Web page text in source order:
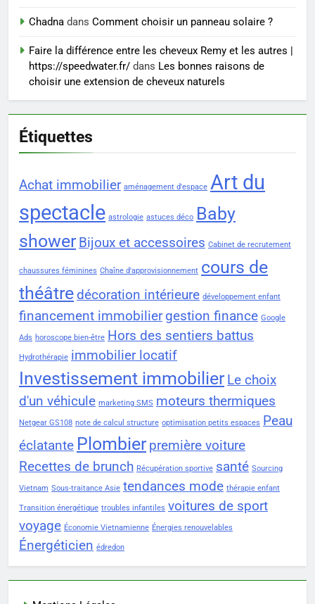
8
trouver un accompagnement
sérieux à un tarif juste ?
BIEN ÊTRE
Chadna dans Comment choisir un panneau solaire ?
Faire la différence entre les cheveux Remy et les autres |
https://speedwater.fr/ dans Les bonnes raisons de
choisir une extension de cheveux naturels
Étiquettes
Achat immobilier aménagement d'espace Art du
spectacle astrologie astuces déco Baby
shower Bijoux et accessoires Cabinet de recrutement
chaussures féminines Chaîne d'approvisionnement cours de
théâtre décoration intérieure développement enfant
financement immobilier gestion finance Google
Ads horoscope bien-être Hors des sentiers battus
Hydrothérapie immobilier locatif
Investissement immobilier Le choix
d'un véhicule marketing SMS moteurs thermiques
Netgear GS108 note de calcul structure optimisation petits espaces Peau
éclatante Plombier première voiture
Recettes de brunch Récupération sportive santé Sourcing
Vietnam Sous-traitance Asie tendances mode thérapie enfant
Transition énergétique troubles infantiles voitures de sport
voyage Économie Vietnamienne Énergies renouvelables
Énergéticien édredon